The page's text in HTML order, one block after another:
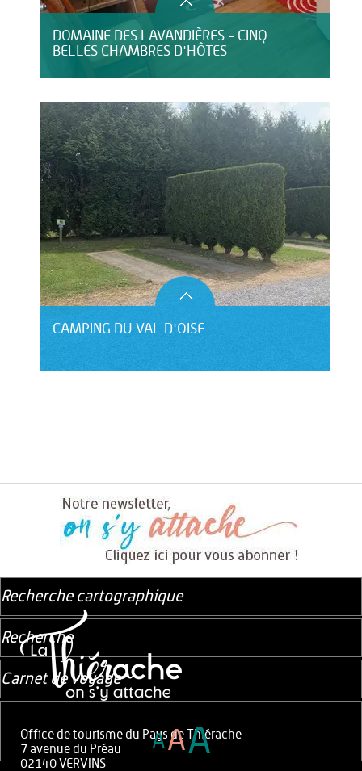
DOMAINE DES LAVANDIÈRES - CINQ
BELLES CHAMBRES D'HÔTES
CAMPING DU VAL D'OISE
HÔTEL LE CLOS DU MONTVINAGE
Office de tourisme du Pays de Thiérache
7 avenue du Préau
02140 VERVINS
Recherche cartographique
Recherche
Carnet de voyage
AAA